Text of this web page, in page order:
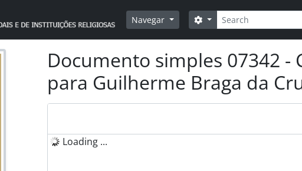
Navegar
Pesquisar
Opções de busca
Documento simples 07342 -
para Guilherme Braga da
Loading ...